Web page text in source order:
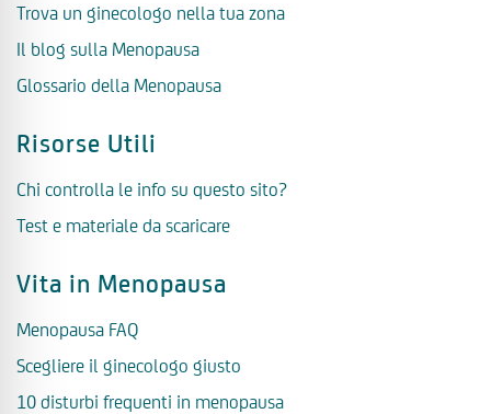
Trova un ginecologo nella tua zona
Il blog sulla Menopausa
Glossario della Menopausa
Risorse Utili
Chi controlla le info su questo sito?
Test e materiale da scaricare
Vita in Menopausa
Menopausa FAQ
Scegliere il ginecologo giusto
10 disturbi frequenti in menopausa